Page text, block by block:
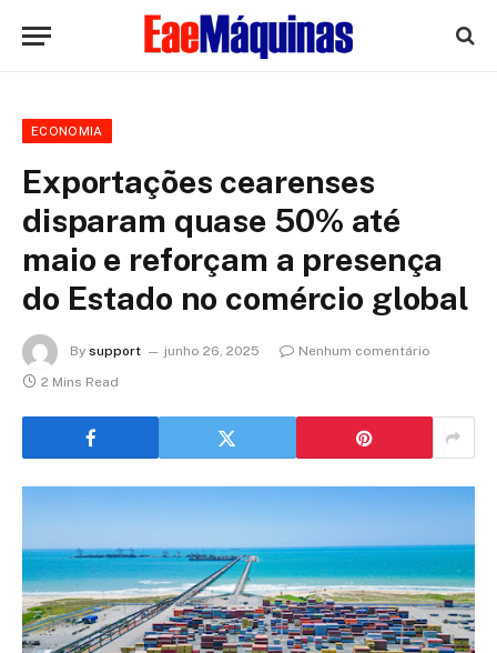
ECONOMIA
Exportações cearenses
disparam quase 50% até
maio e reforçam a presença
do Estado no comércio global
By support junho 26, 2025
Nenhum comentário
2 Mins Read